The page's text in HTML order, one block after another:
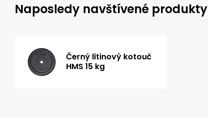
Naposledy navštívené produkty
Černý litinový kotouč
HMS 15 kg